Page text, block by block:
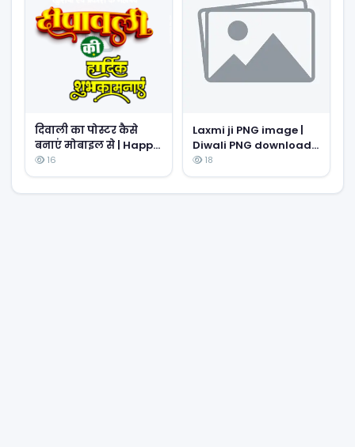
दिवाली का पोस्टर कैसे
बनाएं मोबाइल से | Happ
diwali poster
designing in mobile|
happy Diwali in Hindi
16
Laxmi ji PNG image |
Diwali PNG download|
Laxmi or ganesh ji PNG
photo download|
diwali poster png
18